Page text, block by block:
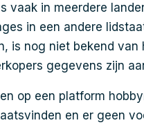
vaak in meerdere
in een andere
is nog niet bekend van
gegevens zijn
op een platform
en er geen